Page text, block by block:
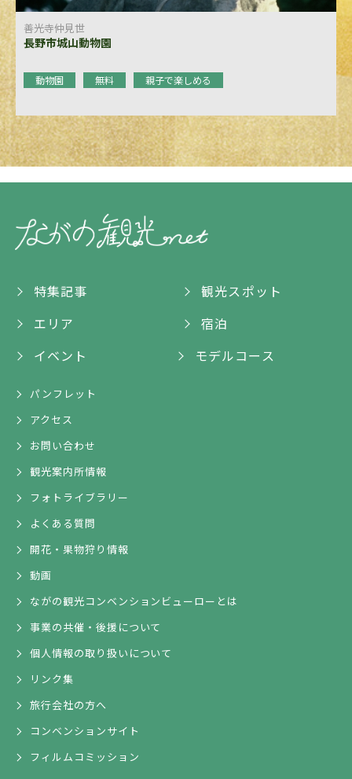
善光寺仲見世
長野市城山動物園
動物園 無料 親子で楽しめる
特集記事
観光スポット
エリア
宿泊
イベント
モデルコース
パンフレット
アクセス
お問い合わせ
観光案内所情報
フォトライブラリー
よくある質問
開花・果物狩り情報
動画
ながの観光コンベンションビューローとは
事業の共催・後援について
個人情報の取り扱いについて
リンク集
旅行会社の方へ
コンベンションサイト
フィルムコミッション